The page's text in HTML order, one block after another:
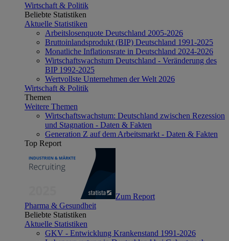
Wirtschaft & Politik
Beliebte Statistiken
Aktuelle Statistiken
Arbeitslosenquote Deutschland 2005-2026
Bruttoinlandsprodukt (BIP) Deutschland 1991-2025
Monatliche Inflationsrate in Deutschland 2024-2026
Wirtschaftswachstum Deutschland - Veränderung des
BIP 1992-2025
Wertvollste Unternehmen der Welt 2026
Wirtschaft & Politik
Themen
Weitere Themen
Wirtschaftswachstum: Deutschland zwischen Rezession
und Stagnation - Daten & Fakten
Generation Z auf dem Arbeitsmarkt - Daten & Fakten
Top Report
Zum Report
Pharma & Gesundheit
Beliebte Statistiken
Aktuelle Statistiken
GKV - Entwicklung Krankenstand 1991-2026